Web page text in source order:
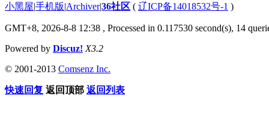
小黑屋|手机版|Archiver|36社区 ( 辽ICP备14018532号-1 )
GMT+8, 2026-8-8 12:38 , Processed in 0.117530 second(s), 14
Powered by Discuz! X3.2
© 2001-2013 Comsenz Inc.
快速回复 返回顶部 返回列表